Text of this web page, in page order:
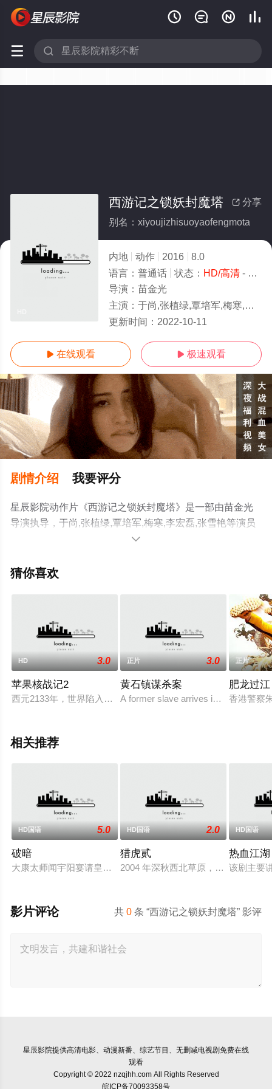
   
 
 分享
西游记之锁妖封魔塔
别名：xiyoujizhisuoyaofengmota
内地 动作 2016
8.0
语言： 普通话 状态： HD/高清- 免费在线观看
导演： 苗金光
主演： 于尚,张植绿,覃培军,梅寒,李宏磊,张雪艳
更新时间： 2022-10-11
 在线观看  极速观看
剧情介绍 我要评分
星辰影院动作片《西游记之锁妖封魔塔》是一部由苗金光
导演执导，于尚,张植绿,覃培军,梅寒,李宏磊,张雪艳等演员
精彩演绎的内地电影，手机免费观看高清未删减完整版电
视猫或剧情网等平台了解。

猜你喜欢
HD 3.0
苹果核战记2
西元2133年，世界陷入荒芜与混乱，愚蠢的人类亲手用核武器
正片 3.0
黄石镇谋杀案
A former slave arrives in a desolate
正片
肥龙过
香港警察
相关推荐
HD国语 5.0
破暗
大康太师闻宇阳宴请皇上义子神策府神威将军冷啸天，席间告
HD国语 2.0
猎虎贰
2004 年深秋西北草原，假交警截停
HD国语
热血江湖
该剧主要
共0 条 “西游记之锁妖封魔塔” 影评
影片评论
星辰影院提供高清电影、动漫新番、综艺节目、无删减电视剧免费在线
观看
Copyright © 2022 nzqjhh.com All Rights Reserved
皖ICP备70093358号